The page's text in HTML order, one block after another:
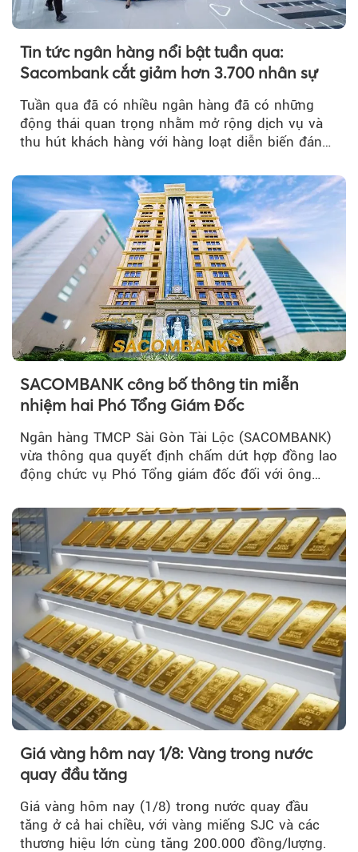
Tin tức ngân hàng nổi bật tuần qua:
Sacombank cắt giảm hơn 3.700 nhân sự
Tuần qua đã có nhiều ngân hàng đã có những
động thái quan trọng nhằm mở rộng dịch vụ và
thu hút khách hàng với hàng loạt diễn biến đáng
SACOMBANK công bố thông tin miễn
nhiệm hai Phó Tổng Giám Đốc
Ngân hàng TMCP Sài Gòn Tài Lộc (SACOMBANK)
vừa thông qua quyết định chấm dứt hợp đồng lao
động chức vụ Phó Tổng giám đốc đối với ông
Giá vàng hôm nay 1/8: Vàng trong nước
quay đầu tăng
Giá vàng hôm nay (1/8) trong nước quay đầu
tăng ở cả hai chiều, với vàng miếng SJC và các
thương hiệu lớn cùng tăng 200.000 đồng/lượng.